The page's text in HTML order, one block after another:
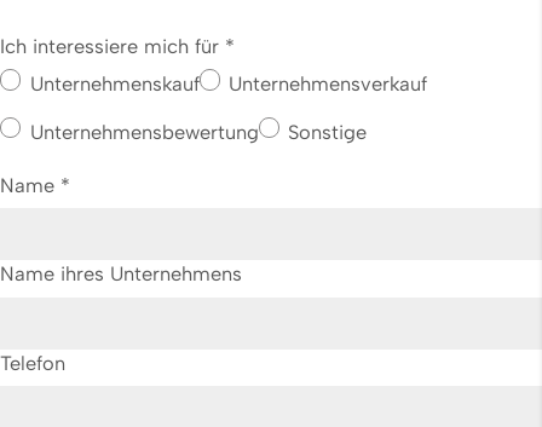
Ich interessiere mich für *
Unternehmenskauf
Unternehmensverkauf
Unternehmensbewertung
Sonstige
Name *
Name ihres Unternehmens
Telefon